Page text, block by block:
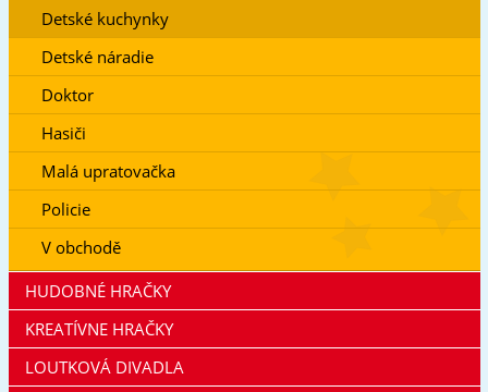
Detské kuchynky
Detské náradie
Doktor
Hasiči
Malá upratovačka
Policie
V obchodě
HUDOBNÉ HRAČKY
KREATÍVNE HRAČKY
LOUTKOVÁ DIVADLA